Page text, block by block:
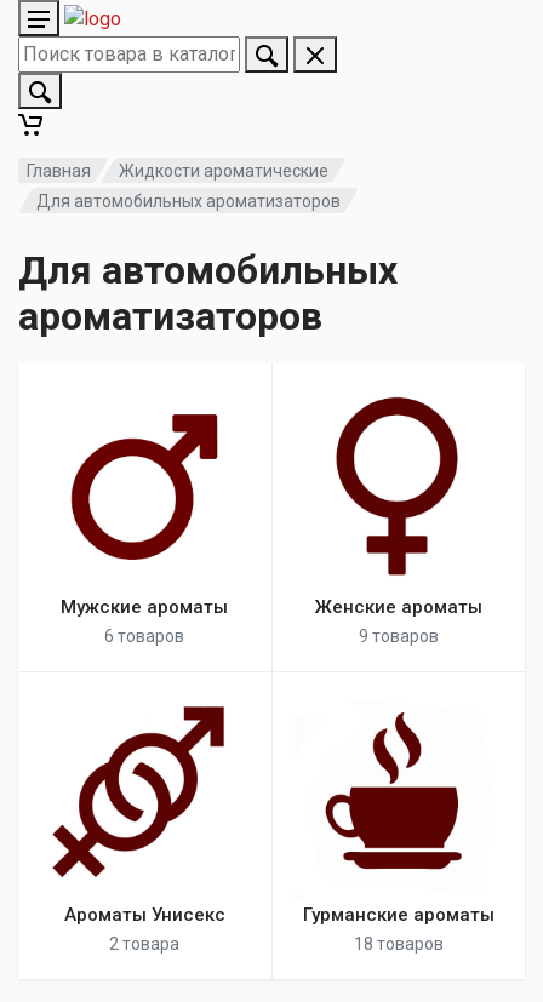
Главная
Жидкости ароматические
Для автомобильных ароматизаторов
Для автомобильных
ароматизаторов
Мужские ароматы
6 товаров
Женские ароматы
9 товаров
Ароматы Унисекс
2 товара
Гурманские ароматы
18 товаров